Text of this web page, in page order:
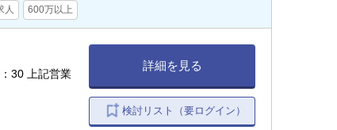
人 600万以上
30 上記営業
詳細を見る
検討リスト（要ログイン）